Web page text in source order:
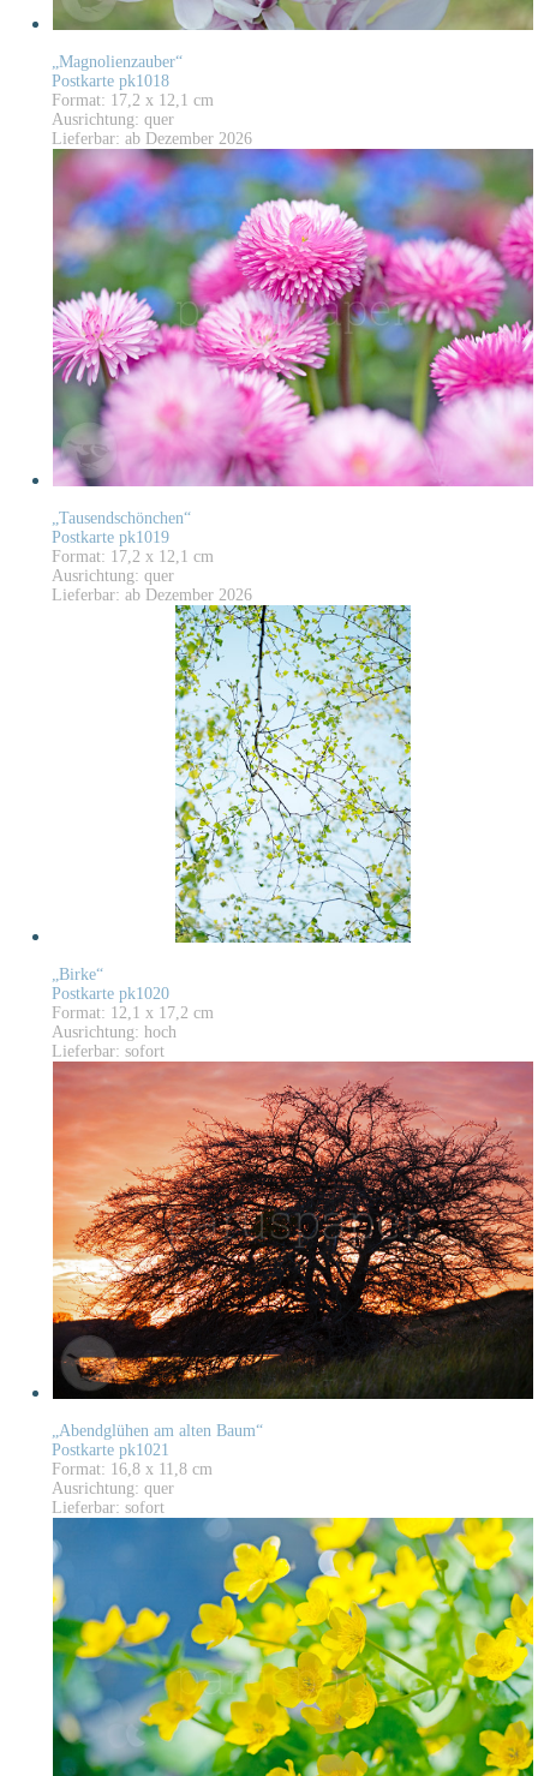
„Magnolienzauber“
Postkarte pk1018
Format: 17,2 x 12,1 cm
Ausrichtung: quer
Lieferbar: ab Dezember 2026
„Tausendschönchen“
Postkarte pk1019
Format: 17,2 x 12,1 cm
Ausrichtung: quer
Lieferbar: ab Dezember 2026
„Birke“
Postkarte pk1020
Format: 12,1 x 17,2 cm
Ausrichtung: hoch
Lieferbar: sofort
„Abendglühen am alten Baum“
Postkarte pk1021
Format: 16,8 x 11,8 cm
Ausrichtung: quer
Lieferbar: sofort